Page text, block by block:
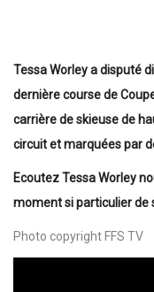
Tessa Worley a disputé
dernière course de
carrière de skieuse de
circuit et marquées par
Ecoutez Tessa Worley
moment si particulier de
Photo copyright FFS TV